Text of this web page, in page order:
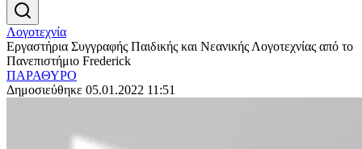
Λογοτεχνία
Εργαστήρια Συγγραφής Παιδικής και Νεανικής Λογοτεχνίας από το
Πανεπιστήμιο Frederick
ΠΑΡΑΘΥΡΟ
Δημοσιεύθηκε 05.01.2022 11:51